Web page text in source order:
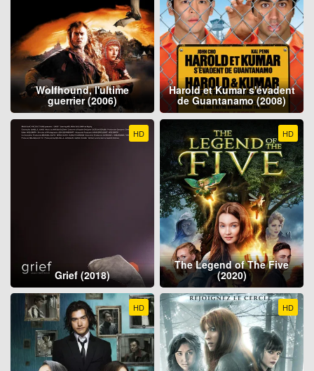
Wolfhound, l'ultime
guerrier (2006)
Harold et Kumar s'évadent
de Guantanamo (2008)
HD
Grief (2018)
HD
The Legend of The Five
(2020)
HD HD